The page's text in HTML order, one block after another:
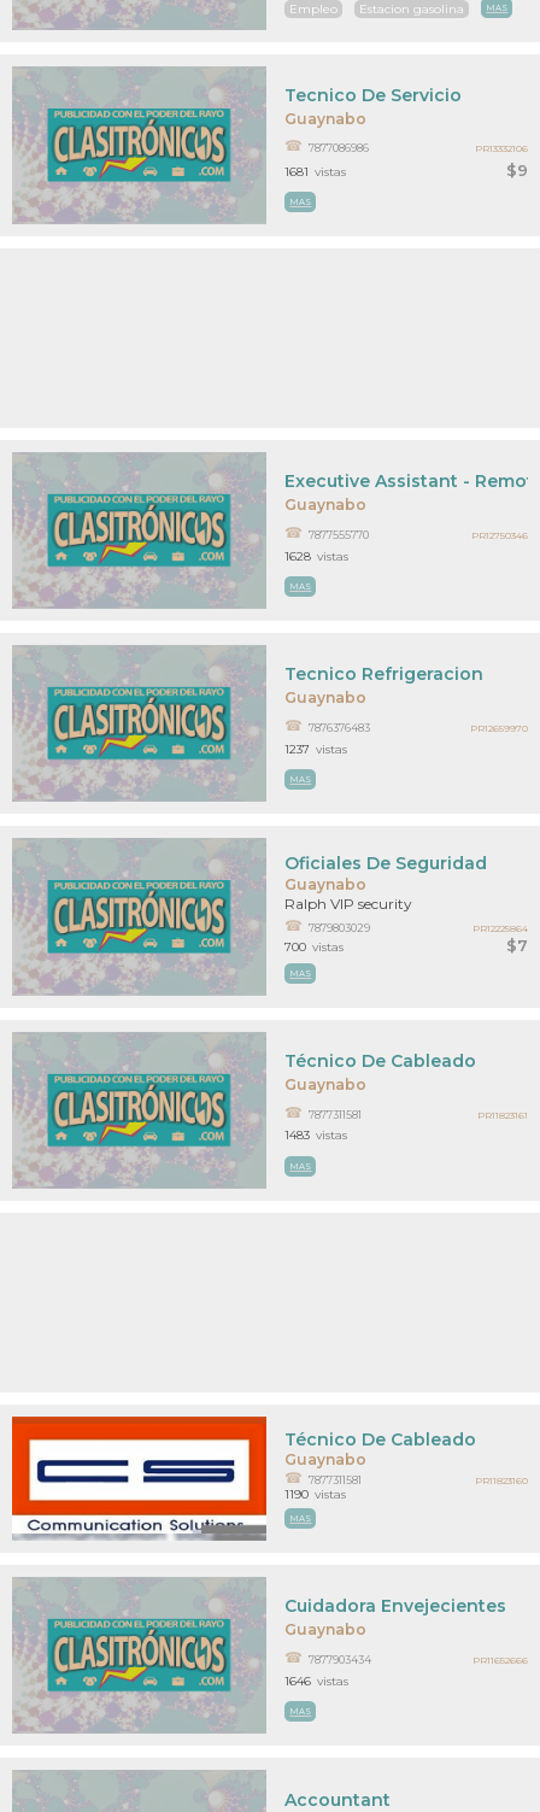
Empleo Estacion gasolina MAS
Guaynabo
$9
Tecnico De Servicio
7877086986
MAS
1681 vistas
PR13332106
Guaynabo
Executive Assistant -
7877555770
MAS
1628 vistas
PR12750346
Guaynabo
Tecnico Refrigeracion
7876376483
MAS
1237 vistas
PR12659970
Guaynabo
$7
Oficiales De Seguridad
Ralph VIP security
7879803029
MAS
700 vistas
PR12225864
Guaynabo
Técnico De Cableado
7877311581
MAS
1483 vistas
PR11823161
Guaynabo
Técnico De Cableado
7877311581
MAS
1190 vistas
PR11823160
Guaynabo
Cuidadora Envejecientes
7877903434
MAS
1646 vistas
PR11652666
Accountant